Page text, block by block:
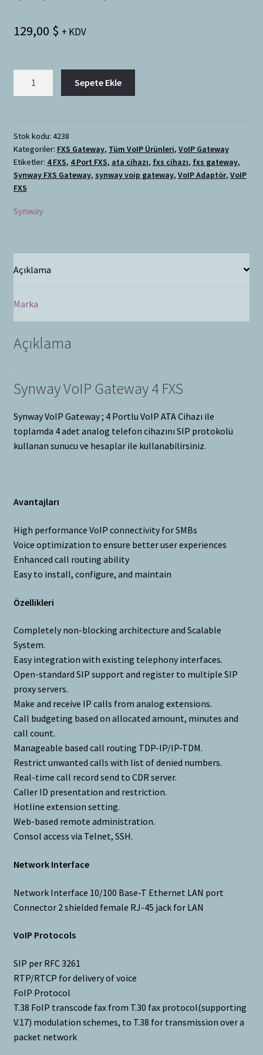
129,00 $ + KDV
FXS
adet
Sepete Ekle
Stok kodu: 4238
Kategoriler: FXS Gateway, Tüm VoIP Ürünleri, VoIP Gateway
Etiketler: 4 FXS, 4 Port FXS, ata cihazı, fxs cihazı, fxs gateway,
Synway FXS Gateway, synway voip gateway, VoIP Adaptör, VoIP
FXS
Synway
Açıklama
Marka
Açıklama
Synway VoIP Gateway 4 FXS
Synway VoIP Gateway ; 4 Portlu VoIP ATA Cihazı ile
toplamda 4 adet analog telefon cihazını SIP protokolü
kullanan sunucu ve hesaplar ile kullanabilirsiniz.
Avantajları
High performance VoIP connectivity for SMBs
Voice optimization to ensure better user experiences
Enhanced call routing ability
Easy to install, configure, and maintain
Özellikleri
Completely non-blocking architecture and Scalable
System.
Easy integration with existing telephony interfaces.
Open-standard SIP support and register to multiple SIP
proxy servers.
Make and receive IP calls from analog extensions.
Call budgeting based on allocated amount, minutes and
call count.
Manageable based call routing TDP-IP/IP-TDM.
Restrict unwanted calls with list of denied numbers.
Real-time call record send to CDR server.
Caller ID presentation and restriction.
Hotline extension setting.
Web-based remote administration.
Consol access via Telnet, SSH.
Network Interface
Network Interface 10/100 Base-T Ethernet LAN port
Connector 2 shielded female RJ-45 jack for LAN
VoIP Protocols
SIP per RFC 3261
RTP/RTCP for delivery of voice
FoIP Protocol
T.38 FoIP transcode fax from T.30 fax protocol(supporting
V.17) modulation schemes, to T.38 for transmission over a
packet network